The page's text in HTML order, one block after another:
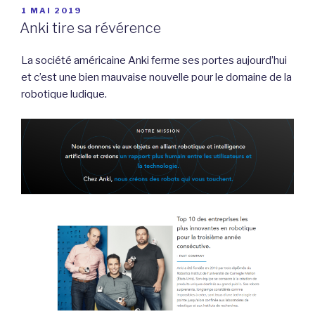
PUBLIÉ
LE
1 MAI 2019
Anki tire sa révérence
La société américaine Anki ferme ses portes aujourd’hui
et c’est une bien mauvaise nouvelle pour le domaine de la
robotique ludique.